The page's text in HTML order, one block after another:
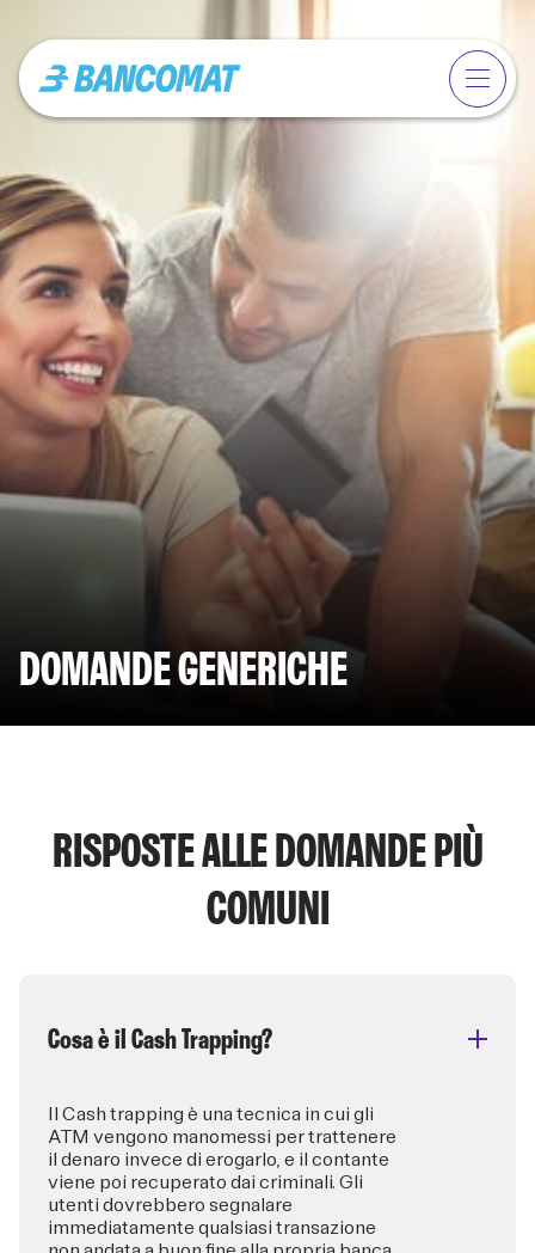
DOMANDE GENERICHE
RISPOSTE ALLE DOMANDE PIÙ
COMUNI
Cosa è il Cash Trapping?
Il Cash trapping è una tecnica in cui gli
ATM vengono manomessi per trattenere
il denaro invece di erogarlo, e il contante
viene poi recuperato dai criminali. Gli
utenti dovrebbero segnalare
immediatamente qualsiasi transazione